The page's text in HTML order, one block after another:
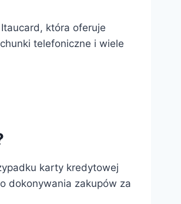
która oferuje
telefoniczne i wiele
karty kredytowej
dokonywania zakupów za